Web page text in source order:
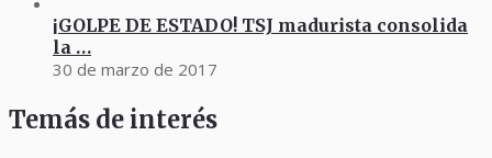
¡GOLPE DE ESTADO! TSJ madurista consolida
la …
30 de marzo de 2017
Temás de interés